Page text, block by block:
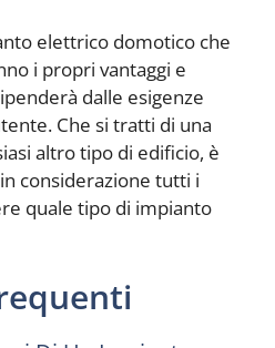
elettrico domotico che
i propri vantaggi e
dalle esigenze
Che si tratti di una
altro tipo di edificio, è
considerazione tutti i
quale tipo di impianto